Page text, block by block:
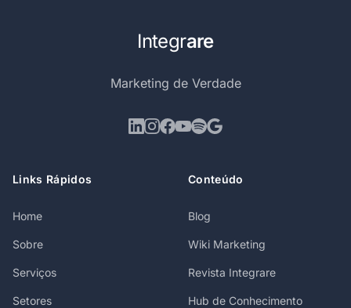
Integrare
Marketing de Verdade
Links Rápidos
Home
Sobre
Serviços
Setores
Conteúdo
Blog
Wiki Marketing
Revista Integrare
Hub de Conhecimento